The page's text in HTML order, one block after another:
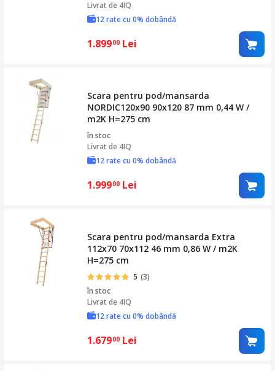
Livrat de 4IQ
12 rate cu 0% dobândă
1.89900 Lei
Scara pentru pod/mansarda
NORDIC120x90 90x120 87 mm 0,44 W /
m2K H=275 cm
în stoc
Livrat de 4IQ
12 rate cu 0% dobândă
1.99900 Lei
Scara pentru pod/mansarda Extra
112x70 70x112 46 mm 0,86 W / m2K
H=275 cm
5 (3)
în stoc
Livrat de 4IQ
12 rate cu 0% dobândă
1.67900 Lei